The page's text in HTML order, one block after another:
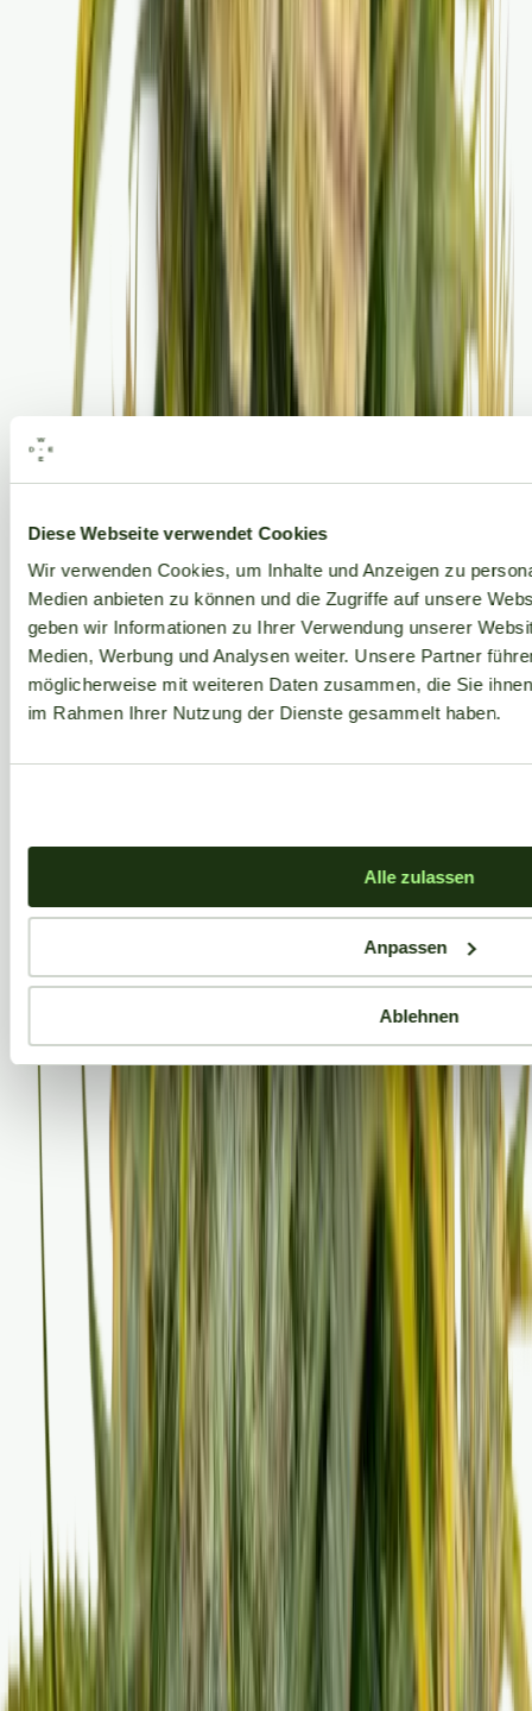
Diese Webseite verwendet Cookies
Wir verwenden Cookies, um Inhalte und Anzeigen zu
Medien anbieten zu können und die Zugriffe auf unsere
geben wir Informationen zu Ihrer Verwendung unserer
Medien, Werbung und Analysen weiter. Unsere Partner
möglicherweise mit weiteren Daten zusammen, die Sie
im Rahmen Ihrer Nutzung der Dienste gesammelt haben.
Alle zulassen
Anpassen
Ablehnen
Seedbanks